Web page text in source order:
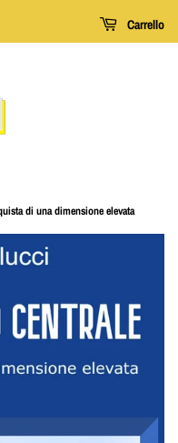
Carrello
di una dimensione elevata